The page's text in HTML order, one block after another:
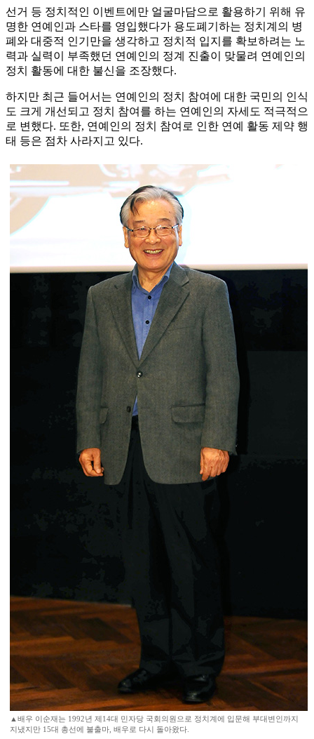
선거 등 정치적인 이벤트에만 얼굴마담으로 활용하기 위해 유
명한 연예인과 스타를 영입했다가 용도폐기하는 정치계의 병
폐와 대중적 인기만을 생각하고 정치적 입지를 확보하려는 노
력과 실력이 부족했던 연예인의 정계 진출이 맞물려 연예인의
정치 활동에 대한 불신을 조장했다.
하지만 최근 들어서는 연예인의 정치 참여에 대한 국민의 인식
도 크게 개선되고 정치 참여를 하는 연예인의 자세도 적극적으
로 변했다. 또한, 연예인의 정치 참여로 인한 연예 활동 제약 행
태 등은 점차 사라지고 있다.
▲배우 이순재는 1992년 제14대 민자당 국회의원으로 정치계에 입문해 부대변인까지
지냈지만 15대 총선에 불출마, 배우로 다시 돌아왔다.